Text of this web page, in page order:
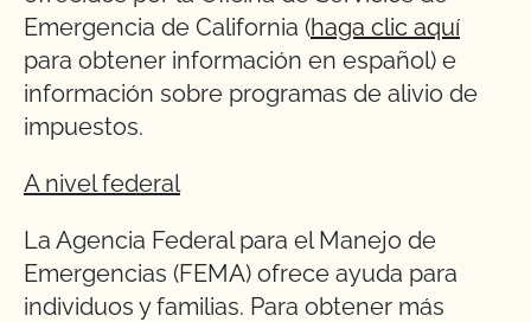
Emergencia de California (haga clic aquí
para obtener información en español) e
información sobre programas de alivio de
impuestos.
A nivel federal
La Agencia Federal para el Manejo de
Emergencias (FEMA) ofrece ayuda para
individuos y familias. Para obtener más